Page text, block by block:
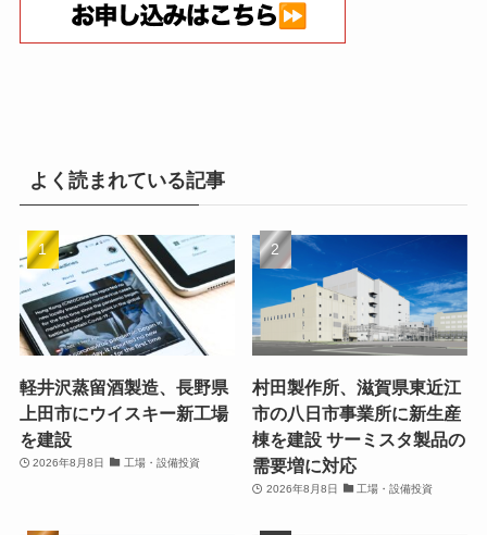
よく読まれている記事
軽井沢蒸留酒製造、長野県
上田市にウイスキー新工場
を建設
2026年8月8日 工場・設備投資
村田製作所、滋賀県東近江
市の八日市事業所に新生産
棟を建設 サーミスタ製品の
需要増に対応
2026年8月8日 工場・設備投資